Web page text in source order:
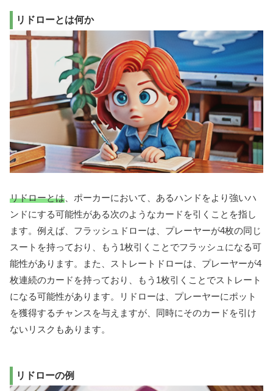
リドローとは何か
リドローとは 、ポーカーにおいて、あるハンドをより強いハ
ンドにする可能性がある次のようなカードを引くことを指し
ます。例えば、フラッシュドローは、プレーヤーが4枚の同じ
スートを持っており、もう1枚引くことでフラッシュになる可
能性があります。また、ストレートドローは、プレーヤーが4
枚連続のカードを持っており、もう1枚引くことでストレート
になる可能性があります。リドローは、プレーヤーにポット
を獲得するチャンスを与えますが、同時にそのカードを引け
ないリスクもあります。
リドローの例